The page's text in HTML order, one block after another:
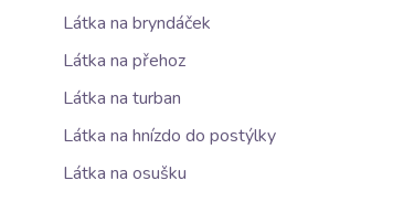
Látka na bryndáček
Látka na přehoz
Látka na turban
Látka na hnízdo do postýlky
Látka na osušku